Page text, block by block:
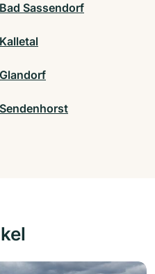
Bad Sassendorf
Kalletal
Glandorf
Sendenhorst